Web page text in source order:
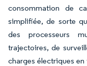
consommation de
simplifiée, de sorte
des processeurs
trajectoires, de
charges électriques